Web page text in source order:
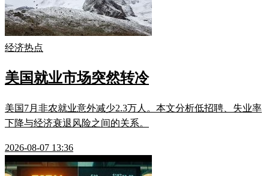
经济热点
美国就业市场突然转冷
美国7月非农就业意外减少2.3万人。本文分析低招聘、失业率
下降与经济衰退风险之间的关系。
2026-08-07 13:36